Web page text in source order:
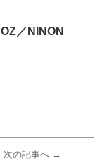
／NINON
次の記事へ →